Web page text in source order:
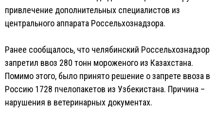
привлечение дополнительных специалистов из
центрального аппарата Россельхознадзора.
Ранее сообщалось, что челябинский Россельхознадзор
запретил ввоз 280 тонн мороженого из Казахстана.
Помимо этого, было принято решение о запрете ввоза в
Россию 1728 пчелопакетов из Узбекистана. Причина –
нарушения в ветеринарных документах.